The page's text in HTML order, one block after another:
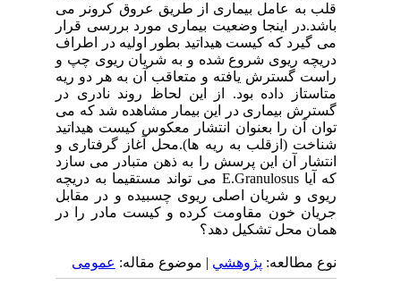
قلب به عامل بیماری از طریق عروق کرونر می
باشد.در اینجا وضعیت بیماری مورد بررسی قرار
می گیرد که کیست هیداتید بطور اولیه در اطراف
دریچه ریوی شروع شده و به شریان ریوی چپ و
راست گسترش یافته و متعاقب آن به هر دو ریه
متاستاز داده بود. از این لحاظ روند نادری در
گسترش بیماری در این بیمار مشاهده شد که می
توان آن را بعنوان انتشار معکوس کیست هیداتید
شناخت (ازقلب به ریه ها).محل آغاز گرفتاری و
انتشار آن این پرسش را به ذهن متبادر می سازد
که آیا E.Granulosus می تواند مستقیما به دریچه
ریوی و شریان اصلی ریوی چسبیده و در مقابل
جریان خون مقاومت کرده و کیست مادر را در
همان محل تشکیل دهد؟
نوع مطالعه:پژوهشي| موضوع مقاله:عمومى